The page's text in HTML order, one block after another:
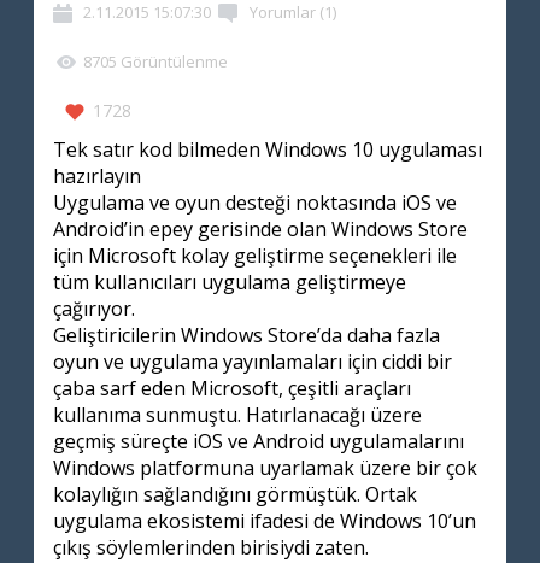
2.11.2015 15:07:30 Yorumlar (1)
8705 Görüntülenme
1728
Tek satır kod bilmeden Windows 10 uygulaması
hazırlayın
Uygulama ve oyun desteği noktasında iOS ve
Android’in epey gerisinde olan Windows Store
için Microsoft kolay geliştirme seçenekleri ile
tüm kullanıcıları uygulama geliştirmeye
çağırıyor.
Geliştiricilerin Windows Store’da daha fazla
oyun ve uygulama yayınlamaları için ciddi bir
çaba sarf eden Microsoft, çeşitli araçları
kullanıma sunmuştu. Hatırlanacağı üzere
geçmiş süreçte iOS ve Android uygulamalarını
Windows platformuna uyarlamak üzere bir çok
kolaylığın sağlandığını görmüştük. Ortak
uygulama ekosistemi ifadesi de Windows 10’un
çıkış söylemlerinden birisiydi zaten.